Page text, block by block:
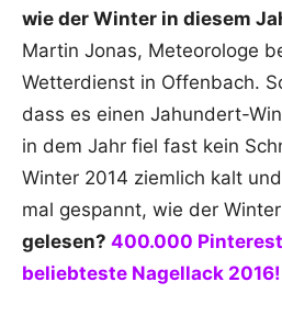
wie der Winter in diesem
Martin Jonas, Meteorologe
Wetterdienst in Offenbach.
dass es einen Jahundert-
in dem Jahr fiel fast kein
Winter 2014 ziemlich kalt
mal gespannt, wie der
gelesen? 400.000
beliebteste Nagellack 2016!